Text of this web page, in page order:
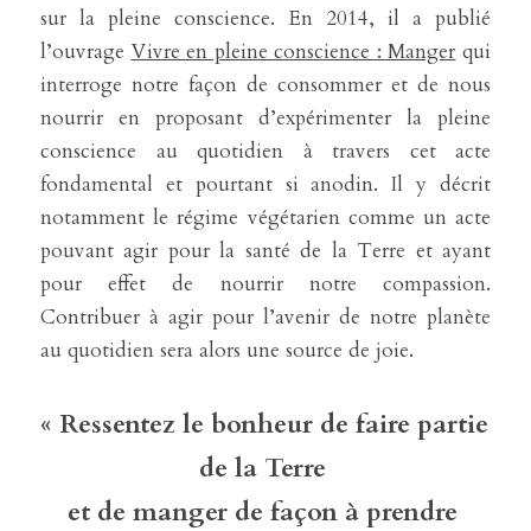
sur la pleine conscience. En 2014, il a publié
l’ouvrage Vivre en pleine conscience : Manger qui
interroge notre façon de consommer et de nous
nourrir en proposant d’expérimenter la pleine
conscience au quotidien à travers cet acte
fondamental et pourtant si anodin. Il y décrit
notamment le régime végétarien comme un acte
pouvant agir pour la santé de la Terre et ayant
pour effet de nourrir notre compassion.
Contribuer à agir pour l’avenir de notre planète
au quotidien sera alors une source de joie.
« Ressentez le bonheur de faire partie
de la Terre
et de manger de façon à prendre